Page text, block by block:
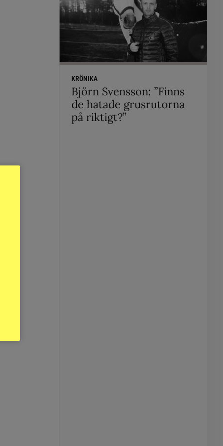
KRÖNIKA
Björn Svensson: ”Finns
de hatade grusrutorna
på riktigt?”